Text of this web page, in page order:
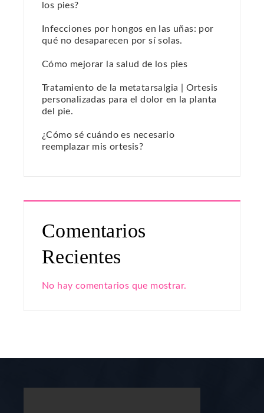
los pies?
Infecciones por hongos en las uñas: por
qué no desaparecen por sí solas.
Cómo mejorar la salud de los pies
Tratamiento de la metatarsalgia | Ortesis
personalizadas para el dolor en la planta
del pie.
¿Cómo sé cuándo es necesario
reemplazar mis ortesis?
Comentarios
Recientes
No hay comentarios que mostrar.